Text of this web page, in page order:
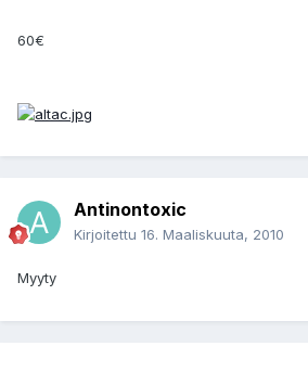
60€
Antinontoxic
Kirjoitettu 16. Maaliskuuta, 2010
Myyty